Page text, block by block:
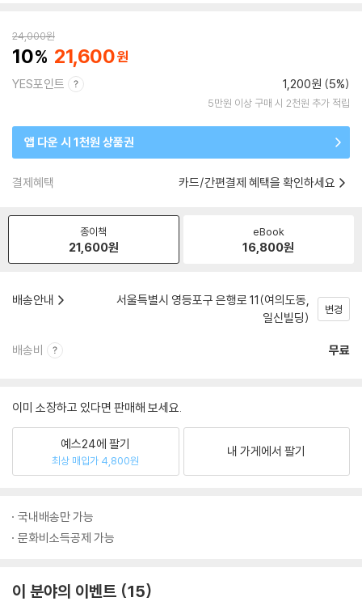
24,000원
10 21,600
YES포인트 1,200원 (5%)
5만원 이상 구매 시 2천원 추가 적립
앱 다운 시 1천원 상품권
결제혜택 카드/간편결제 혜택을 확인하세요
종이책
21,600원
eBook
16,800원
배송안내
서울특별시 영등포구 은행로 11(여의도동,
일신빌딩)
변경
배송비 무료
이미 소장하고 있다면 판매해 보세요.
예스24에 팔기
최상 매입가 4,800원
내 가게에서 팔기
국내배송만 가능
문화비소득공제 가능
이 분야의 이벤트 15